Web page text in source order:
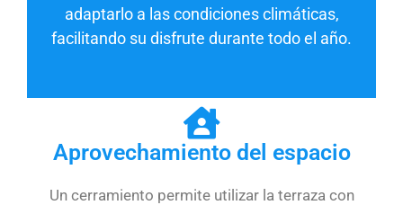
adaptarlo a las condiciones climáticas,
facilitando su disfrute durante todo el año.
Aprovechamiento del espacio
Un cerramiento permite utilizar la terraza con